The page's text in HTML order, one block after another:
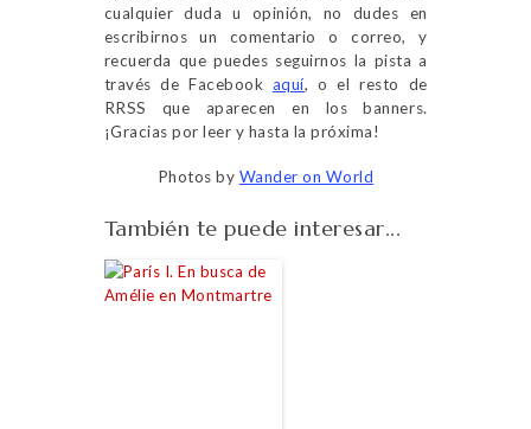
cualquier duda u opinión, no dudes en
escribirnos un comentario o correo, y
recuerda que puedes seguirnos la pista a
través de Facebook aquí, o el resto de
RRSS que aparecen en los banners.
¡Gracias por leer y hasta la próxima!
Photos by Wander on World
También te puede interesar...